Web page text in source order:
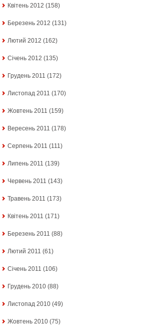
Квітень 2012 (158)
Березень 2012 (131)
Лютий 2012 (162)
Січень 2012 (135)
Грудень 2011 (172)
Листопад 2011 (170)
Жовтень 2011 (159)
Вересень 2011 (178)
Серпень 2011 (111)
Липень 2011 (139)
Червень 2011 (143)
Травень 2011 (173)
Квітень 2011 (171)
Березень 2011 (88)
Лютий 2011 (61)
Січень 2011 (106)
Грудень 2010 (88)
Листопад 2010 (49)
Жовтень 2010 (75)